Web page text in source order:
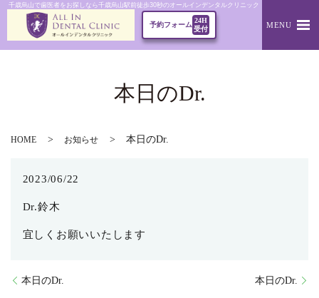
千歳烏山で歯医者をお探しなら千歳烏山駅前徒歩30秒のオールインデンタルクリニック｜本日のDr.
予約フォーム
24H
受付
MENU
本日のDr.
HOME お知らせ 本日のDr.
2023/06/22
Dr.鈴木
宜しくお願いいたします
本日のDr. 本日のDr.